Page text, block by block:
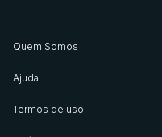
Quem Somos
Ajuda
Termos de uso